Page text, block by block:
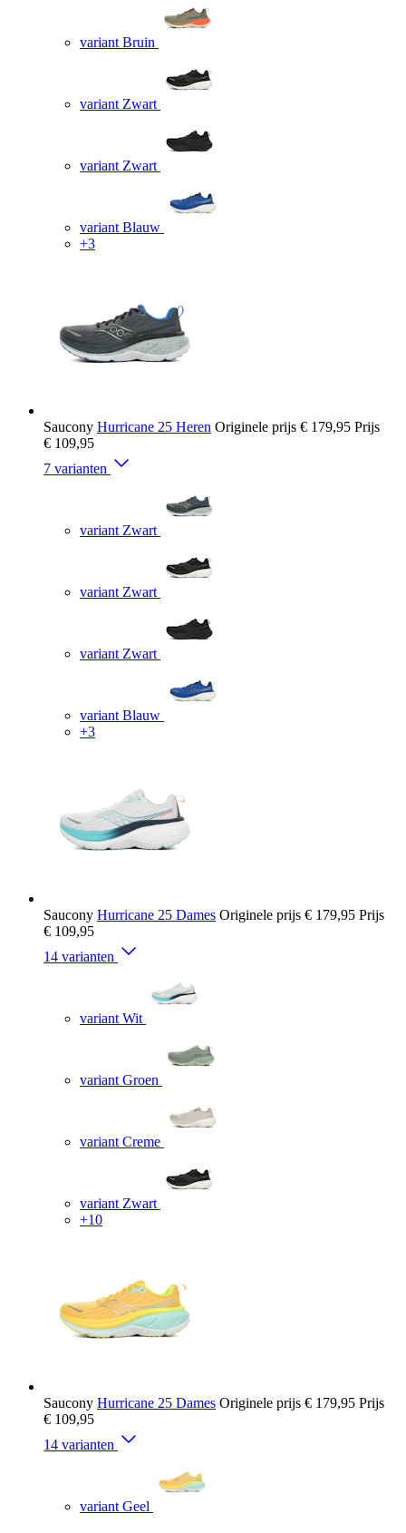
variant Bruin
variant Zwart
variant Zwart
variant Blauw
+3
Saucony Hurricane 25 Heren Originele prijs € 179,95 Prijs
€ 109,95
7 varianten
variant Zwart
variant Zwart
variant Zwart
variant Blauw
+3
Saucony Hurricane 25 Dames Originele prijs € 179,95 Prijs
€ 109,95
14 varianten
variant Wit
variant Groen
variant Creme
variant Zwart
+10
Saucony Hurricane 25 Dames Originele prijs € 179,95 Prijs
€ 109,95
14 varianten
variant Geel